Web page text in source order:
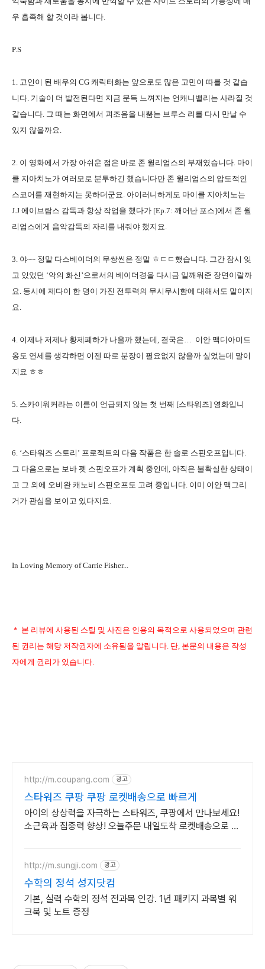
우 흡족해 할 것이라 봅니다.
P.S
1. 고인이 된 배우의 CG 캐릭터화는 앞으로도 많은 고민이 따를 것 같습
니다. 기술이 더 발전된다면 지금 문득 느껴지는 언캐니밸리는 사라질 것
같습니다. 그 때는 화면에서 괴조음을 내뿜는 브루스 리를 다시 만날 수
있지 않을까요.
2. 이 영화에서 가장 아쉬운 점은 바로 존 윌리엄스의 부재였습니다. 마이
클 지아치노가 여러모로 분투하긴 했습니다만 존 윌리엄스의 압도적인
스코어를 재현하지는 못하더군요. 아이러니하게도 마이클 지아치노는
J.J 에이브람스 감독과 항상 작업을 했다가 [Ep.7: 깨어난 포스]에서 존 윌
리엄스에게 음악감독의 자리를 내줘야 했지요.
3. 야~~ 정말 다스베이더의 무쌍씬은 정말 ㅎㄷㄷ했습니다. 그간 잠시 잊
고 있었던 ‘악의 화신’으로서의 베이더경을 다시금 일깨워준 장면이랄까
요. 동시에 제다이 한 명이 가진 전투력의 무시무시함에 대해서도 말이지
요.
4. 이제나 저제나 황제폐하가 나올까 했는데, 결국은… 이안 맥디아미드
옹도 연세를 생각하면 이젠 따로 분장이 필요없지 않을까 싶었는데 말이
지요 ㅎㅎ
5. 스카이워커라는 이름이 언급되지 않는 첫 번째 [스타워즈] 영화입니
다.
6. ‘스타워즈 스토리’ 프로젝트의 다음 작품은 한 솔로 스핀오프입니다.
그 다음으로는 보바 펫 스핀오프가 계획 중인데, 아직은 불확실한 상태이
고 그 외에 오비완 캐노비 스핀오프도 고려 중입니다. 이미 이안 맥그리
거가 관심을 보이고 있다지요.
In Loving Memory of Carrie Fisher...
* 본 리뷰에 사용된 스틸 및 사진은 인용의 목적으로 사용되었으며 관련
된 권리는 해당 저작권자에 소유됨을 알립니다. 단, 본문의 내용은 작성
자에게 권리가 있습니다.
http://m.coupang.com 광고
스타워즈 쿠팡 쿠팡 로켓배송으로 빠르게
아이의 상상력을 자극하는 스타워즈, 쿠팡에서 만나보세요!
소근육과 집중력 향상! 오늘주문 내일도착 로켓배송으로 시
http://m.sungji.com 광고
수학의 정석 성지닷컴
기본, 실력 수학의 정석 전과목 인강. 1년 패키지 과목별 워
크북 및 노트 증정